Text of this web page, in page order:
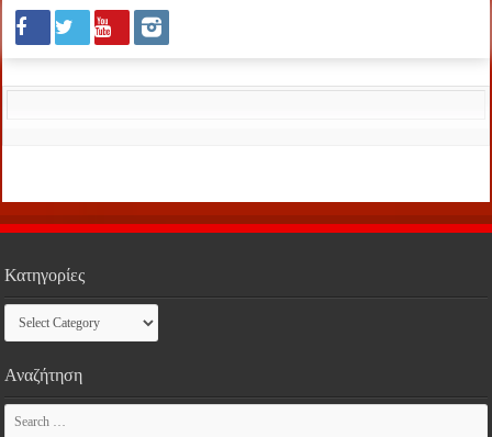
Κατηγορίες
Κατηγορίες
Αναζήτηση